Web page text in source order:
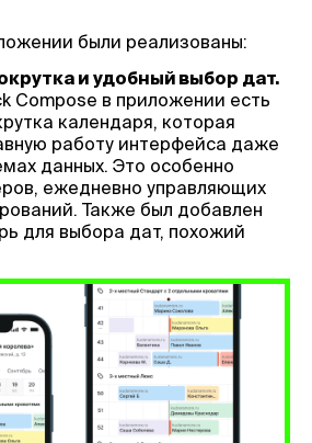
были реализованы:
и удобный выбор дат.
Compose в приложении есть
календаря, которая
работу интерфейса даже
данных. Это особенно
ежедневно управляющих
Также был добавлен
для выбора дат, похожий